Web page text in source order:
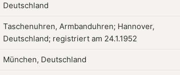
Deutschland
Taschenuhren, Armbanduhren; Hannover,
Deutschland; registriert am 24.1.1952
München, Deutschland